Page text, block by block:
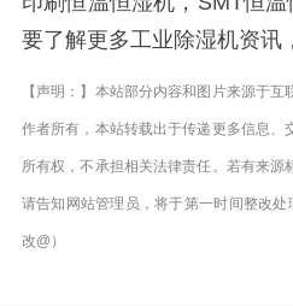
要了解更多工业除湿机资讯
【声明：】本站部分内容和图片来源于
作者所有，本站转载出于传递更多信息、
所有权，不承担相关法律责任。若有来
请告知网站管理员，将于第一时间整改
改@）